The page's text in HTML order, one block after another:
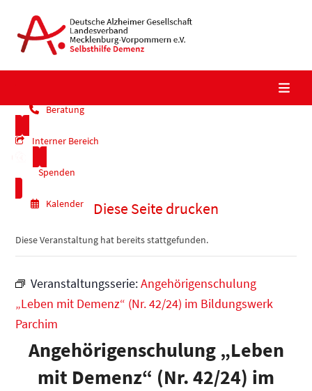
content
Beratung
Interner Bereich
Spenden
Kalender Diese Seite drucken
Diese Veranstaltung hat bereits stattgefunden.
Veranstaltungsserie:Angehörigenschulung
„Leben mit Demenz“ (Nr. 42/24) im Bildungswerk
Parchim
Angehörigenschulung „Leben
mit Demenz“ (Nr. 42/24) im